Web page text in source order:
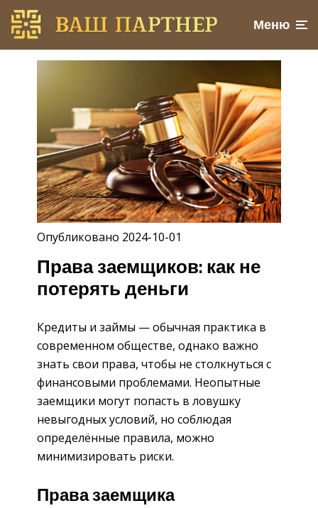
Меню
Опубликовано 2024-10-01
Права заемщиков: как не
потерять деньги
Кредиты и займы — обычная практика в
современном обществе, однако важно
знать свои права, чтобы не столкнуться с
финансовыми проблемами. Неопытные
заемщики могут попасть в ловушку
невыгодных условий, но соблюдая
определённые правила, можно
минимизировать риски.
Права заемщика